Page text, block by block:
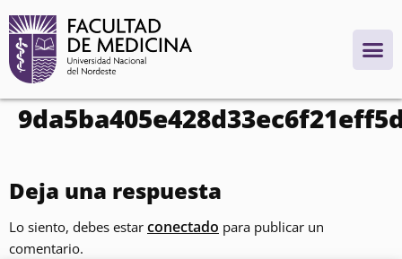
contenido
Deja una respuesta
Lo siento, debes estar conectado para publicar un
comentario.